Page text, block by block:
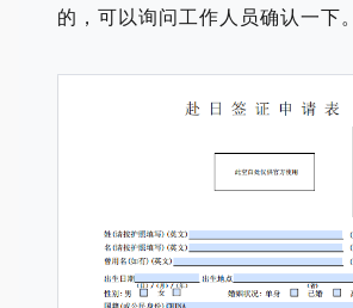
的，可以询问工作人员确认一下。